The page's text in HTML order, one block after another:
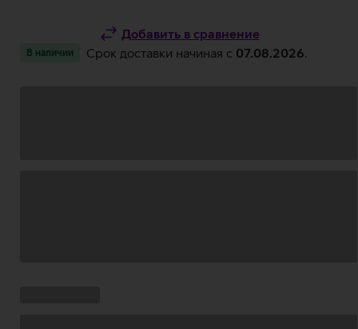
Добавить в сравнение
В наличии Срок доставки начиная c 07.08.2026